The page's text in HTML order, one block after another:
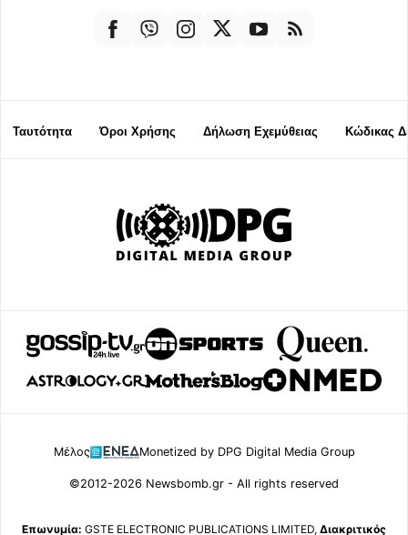
Ταυτότητα Όροι Χρήσης Δήλωση Εχεμύθειας Κώδικας
Μέλος Monetized by DPG Digital Media Group
©2012-2026 Newsbomb.gr - All rights reserved
Επωνυμία: GSTE ELECTRONIC PUBLICATIONS LIMITED, Διακριτικός